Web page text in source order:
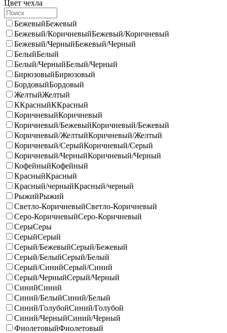
Цвет чехла
БежевыйБежевый
Бежевый/КоричневыйБежевый/Коричневый
Бежевый/ЧерныйБежевый/Черный
БелыйБелый
Белый/ЧерныйБелый/Черный
БирюзовыйБирюзовый
БордовыйБордовый
ЖелтыйЖелтый
ККрасныйККрасный
КоричневыйКоричневый
Коричневый/БежевыйКоричневый/Бежевый
Коричневый/ЖелтыйКоричневый/Желтый
Коричневый/СерыйКоричневый/Серый
Коричневый/ЧерныйКоричневый/Черный
КофейныйКофейный
КрасныйКрасный
Красный/черныйКрасный/черный
РыжийРыжий
Светло-КоричневыйСветло-Коричневый
Серо-КоричневыйСеро-Коричневый
СерыСеры
СерыйСерый
Серый/БежевыйСерый/Бежевый
Серый/БелыйСерый/Белый
Серый/СинийСерый/Синий
Серый/ЧерныйСерый/Черный
СинийСиний
Синий/БелыйСиний/Белый
Синий/ГолубойСиний/Голубой
Синий/ЧерныйСиний/Черный
ФиолетовыйФиолетовый